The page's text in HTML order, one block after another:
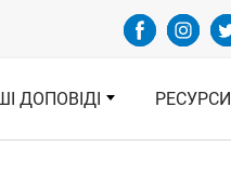
ДОПОВІДІ РЕСУРСИ